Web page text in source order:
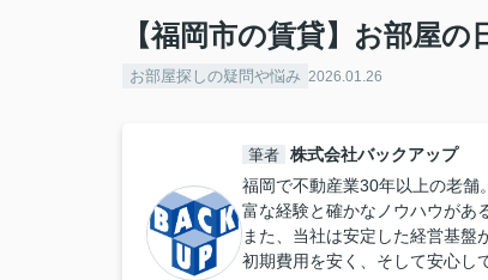
【福岡市の賃貸】お部屋
お部屋探しの疑問や悩み 2026.01.26
筆者 株式会社バックアップ
福岡で不動産業30年以上の老舗
富な経験と確かなノウハウがあ
また、当社は安定した経営基盤
初期費用を安く、そして安心し